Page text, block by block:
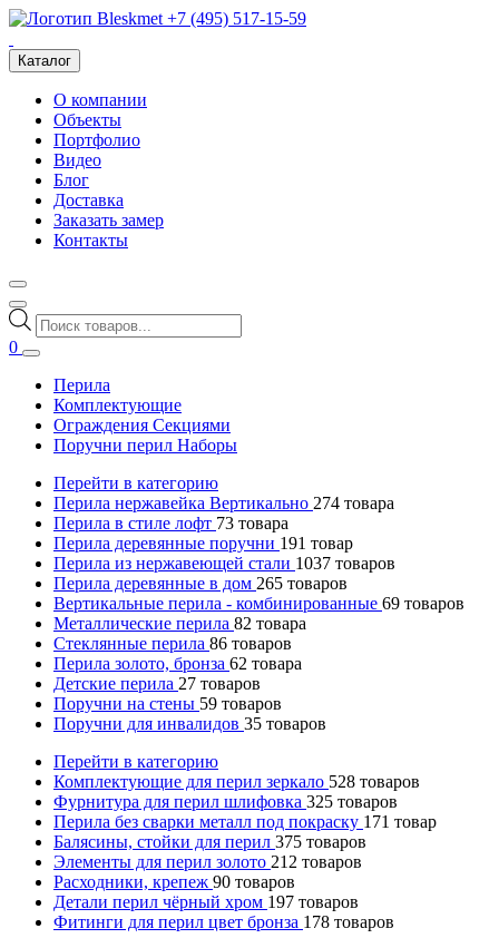
+7 (495) 517-15-59
Каталог
О компании
Объекты
Портфолио
Видео
Блог
Доставка
Заказать замер
Контакты
Поиск
товаров
0
Перила
Комплектующие
Ограждения Секциями
Поручни перил Наборы
Перейти в категорию
Перила нержавейка Вертикально 274 товара
Перила в стиле лофт 73 товара
Перила деревянные поручни 191 товар
Перила из нержавеющей стали 1037 товаров
Перила деревянные в дом 265 товаров
Вертикальные перила - комбинированные 69 товаров
Металлические перила 82 товара
Стеклянные перила 86 товаров
Перила золото, бронза 62 товара
Детские перила 27 товаров
Поручни на стены 59 товаров
Поручни для инвалидов 35 товаров
Перейти в категорию
Комплектующие для перил зеркало 528 товаров
Фурнитура для перил шлифовка 325 товаров
Перила без сварки металл под покраску 171 товар
Балясины, стойки для перил 375 товаров
Элементы для перил золото 212 товаров
Расходники, крепеж 90 товаров
Детали перил чёрный хром 197 товаров
Фитинги для перил цвет бронза 178 товаров